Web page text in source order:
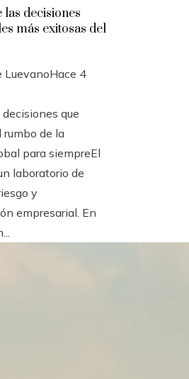
las decisiones
más exitosas del
LuevanoHace 4
que
de la
para siempreEl
laboratorio de
y
empresarial. En